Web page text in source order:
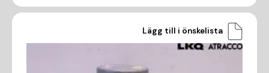
Lägg till i önskelista